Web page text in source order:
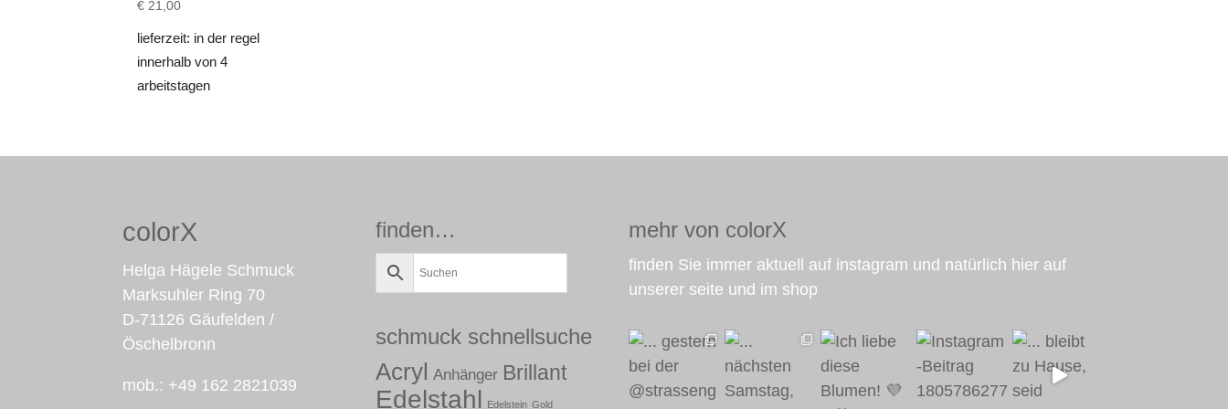
€ 21,00
lieferzeit: in der regel
innerhalb von 4
arbeitstagen
colorX
Helga Hägele Schmuck
Marksuhler Ring 70
D-71126 Gäufelden /
Öschelbronn
mob.: +49 162 2821039
finden…
schmuck schnellsuche
Acryl Anhänger Brillant
Edelstahl Edelstein Gold
mehr von colorX
finden Sie immer aktuell auf instagram und natürlich hier auf
unserer seite und im shop